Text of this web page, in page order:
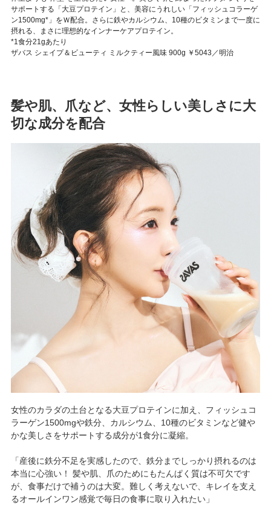
サポートする「大豆プロテイン」と、美容にうれしい「フィッシュコラーゲ
ン1500mg*」をＷ配合。さらに鉄やカルシウム、10種のビタミンまで一度に
摂れる、まさに理想的なインナーケアプロテイン。
*1食分21gあたり
ザバス シェイプ＆ビューティ ミルクティー風味 900g ￥5043／明治
髪や肌、爪など、女性らしい美しさに大
切な成分を配合
女性のカラダの土台となる大豆プロテインに加え、フィッシュコ
ラーゲン1500mgや鉄分、カルシウム、10種のビタミンなど健や
かな美しさをサポートする成分が1食分に凝縮。
「産後に鉄分不足を実感したので、鉄分までしっかり摂れるのは
本当に心強い！ 髪や肌、爪のためにもたんぱく質は不可欠です
が、食事だけで補うのは大変。難しく考えないで、キレイを支え
るオールインワン感覚で毎日の食事に取り入れたい」